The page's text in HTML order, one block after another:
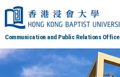
Communication and Public Relations Office